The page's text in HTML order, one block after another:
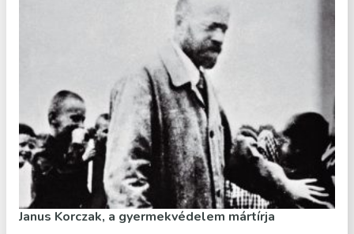
Janus Korczak, a gyermekvédelem mártírja